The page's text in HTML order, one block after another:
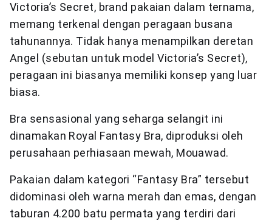
Victoria’s Secret, brand pakaian dalam ternama,
memang terkenal dengan peragaan busana
tahunannya. Tidak hanya menampilkan deretan
Angel (sebutan untuk model Victoria’s Secret),
peragaan ini biasanya memiliki konsep yang luar
biasa.
Bra sensasional yang seharga selangit ini
dinamakan Royal Fantasy Bra, diproduksi oleh
perusahaan perhiasaan mewah, Mouawad.
Pakaian dalam kategori “Fantasy Bra” tersebut
didominasi oleh warna merah dan emas, dengan
taburan 4.200 batu permata yang terdiri dari